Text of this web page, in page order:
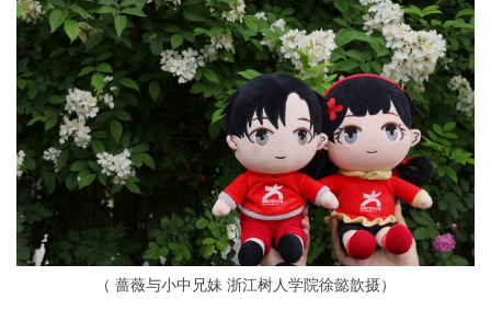
（ 蔷薇与小中兄妹 浙江树人学院徐懿歆摄）